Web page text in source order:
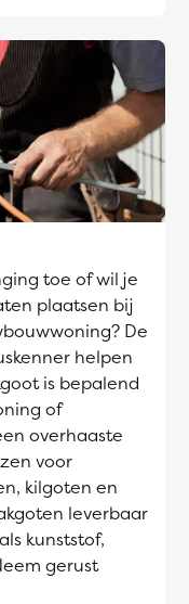
toe of wil je
plaatsen bij
De
helpen
is bepalend
of
overhaaste
voor
kilgoten en
leverbaar
kunststof,
gerust